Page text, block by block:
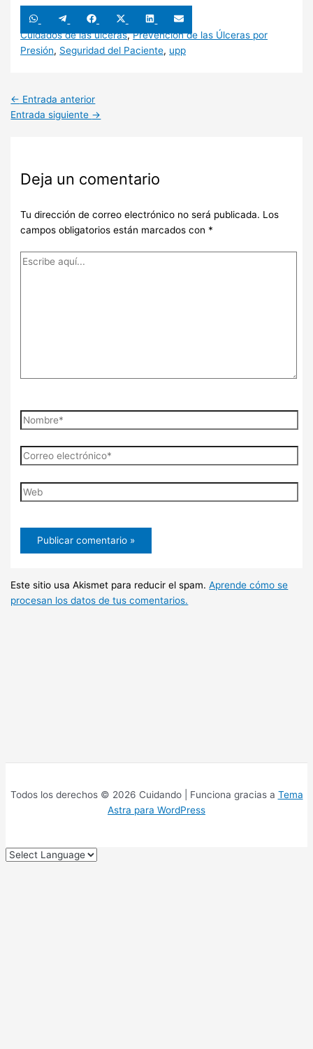
Compartir
en
WhatsApp
Compartir
en
Telegram
Compartir
en
Facebook
Compartir
en
X
(Twitter)
Compartir
en
LinkedIn
Compartir
en
Email
Cuidados de las úlceras,Prevención de las Úlceras por
Presión, Seguridad del Paciente, upp
← Entrada anterior
Entrada siguiente →
Deja un comentario
Tu dirección de correo electrónico no será publicada. Los
campos obligatorios están marcados con *
Escribe
Nombre*
Correo
electrónico*
Web
Este sitio usa Akismet para reducir el spam.Aprende cómo se
procesan los datos de tus comentarios.
Todos los derechos © 2026 Cuidando | Funciona gracias a Tema
Astra para WordPress